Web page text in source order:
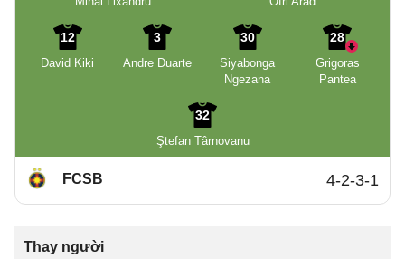
12
David Kiki
3
Andre Duarte
30
Siyabonga
Ngezana
28
Grigoras
Pantea
32
Ştefan Târnovanu
FCSB 4-2-3-1
Thay người